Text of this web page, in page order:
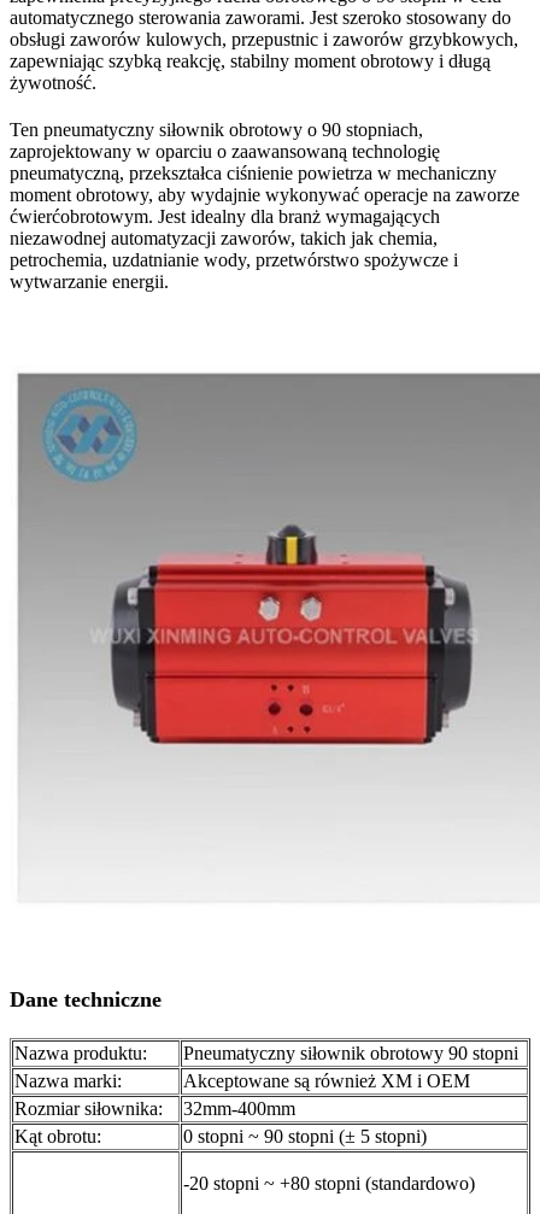
automatycznego sterowania zaworami. Jest szeroko stosowany do
obsługi zaworów kulowych, przepustnic i zaworów grzybkowych,
zapewniając szybką reakcję, stabilny moment obrotowy i długą
żywotność.
Ten pneumatyczny siłownik obrotowy o 90 stopniach,
zaprojektowany w oparciu o zaawansowaną technologię
pneumatyczną, przekształca ciśnienie powietrza w mechaniczny
moment obrotowy, aby wydajnie wykonywać operacje na zaworze
ćwierćobrotowym. Jest idealny dla branż wymagających
niezawodnej automatyzacji zaworów, takich jak chemia,
petrochemia, uzdatnianie wody, przetwórstwo spożywcze i
wytwarzanie energii.
Dane techniczne
Nazwa produktu:
Pneumatyczny siłownik obrotowy 90 stopni
Nazwa marki:
Akceptowane są również XM i OEM
Rozmiar siłownika:
32mm-400mm
Kąt obrotu:
0 stopni ~ 90 stopni (± 5 stopni)
-20 stopni ~ +80 stopni (standardowo)